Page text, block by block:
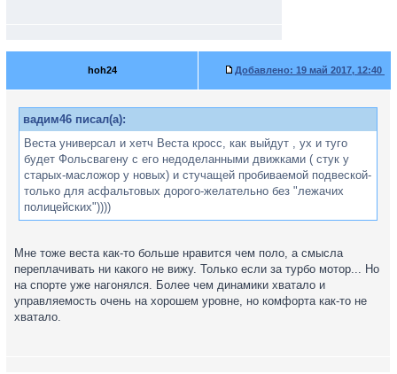
hoh24 Добавлено: 19 май 2017, 12:40
вадим46 писал(а):
Веста универсал и хетч Веста кросс, как выйдут , ух и туго
будет Фольсвагену с его недоделанными движками ( стук у
старых-масложор у новых) и стучащей пробиваемой подвеской-
только для асфальтовых дорого-желательно без "лежачих
полицейских"))))
Мне тоже веста как-то больше нравится чем поло, а смысла
переплачивать ни какого не вижу. Только если за турбо мотор... Но
на спорте уже нагонялся. Более чем динамики хватало и
управляемость очень на хорошем уровне, но комфорта как-то не
хватало.